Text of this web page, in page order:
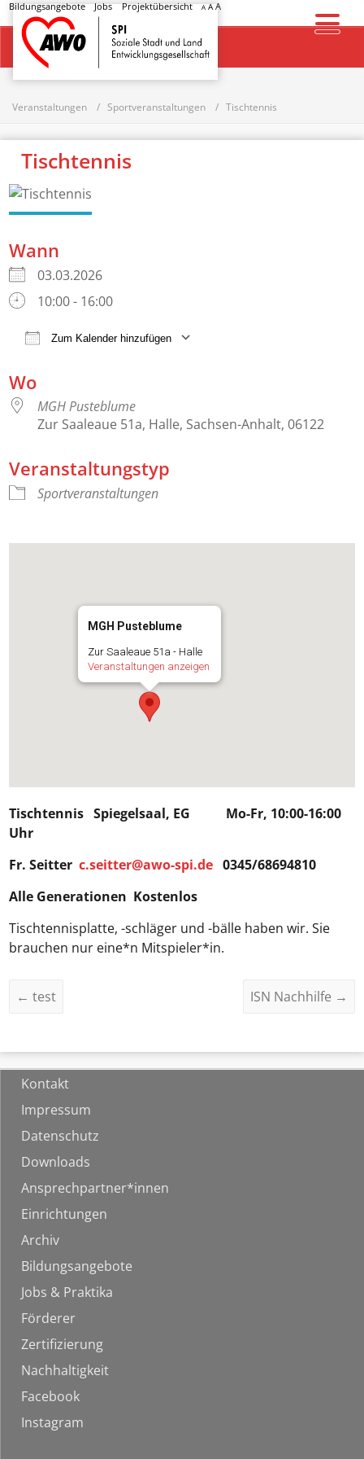
Bildungsangebote Jobs Projektübersicht A AA
Startseite
Veranstaltungen Sportveranstaltungen Tischtennis
Tischtennis
Wann
03.03.2026
10:00 - 16:00
Zum Kalender hinzufügen
Wo
MGH Pusteblume
Zur Saaleaue 51a, Halle, Sachsen-Anhalt, 06122
Veranstaltungstyp
Sportveranstaltungen
MGH Pusteblume
Zur Saaleaue 51a - Halle
Veranstaltungen anzeigen
Tischtennis Spiegelsaal, EG Mo-Fr, 10:00-16:00
Uhr
Fr. Seitterc.seitter@awo-spi.de 0345/68694810
Alle Generationen Kostenlos
Tischtennisplatte, -schläger und -bälle haben wir. Sie
brauchen nur eine*n Mitspieler*in.
← test ISN Nachhilfe →
Kontakt
Impressum
Datenschutz
Downloads
Ansprechpartner*innen
Einrichtungen
Archiv
Bildungsangebote
Jobs & Praktika
Förderer
Zertifizierung
Nachhaltigkeit
Facebook
Instagram